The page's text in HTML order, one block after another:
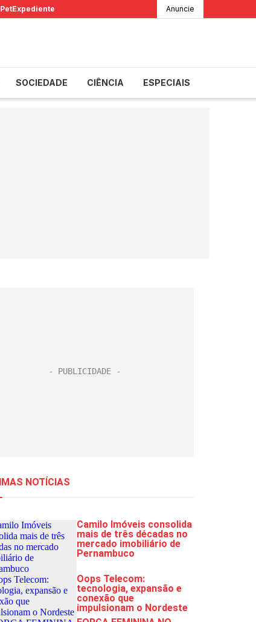
PetExpediente Anuncie
SOCIEDADE CIÊNCIA ESPECIAIS